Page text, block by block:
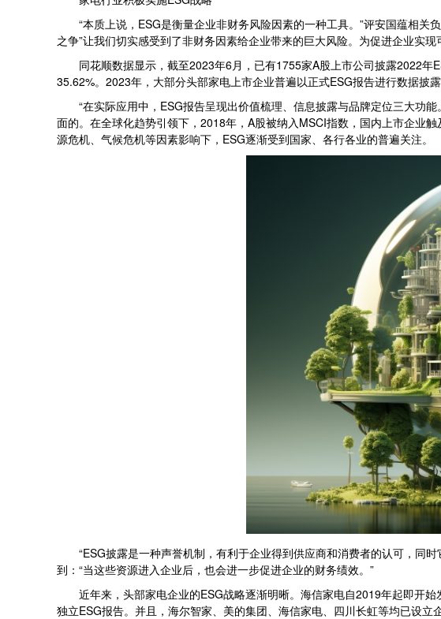
“本质上说，ESG是衡量企业非财务风险因素的一种工具。”评安国蕴相关
之争”让我们切实感受到了非财务因素给企业带来的巨大风险。为促进企业实
同花顺数据显示，截至2023年6月，已有1755家A股上市公司披露2022年
35.62%。2023年，大部分头部家电上市企业普遍以正式ESG报告进行数据披露
“在实际应用中，ESG报告呈现出价值梳理、信息披露与品牌定位三大功能
面的。在全球化趋势引领下，2018年，A股被纳入MSCI指数，国内上市企业
源危机、气候危机等因素影响下，ESG逐渐受到国家、各行各业的普遍关注。
“ESG披露是一种声誉机制，有利于企业得到供应商和消费者的认可，同时
到：“当这些资源进入企业后，也会进一步促进企业的财务绩效。”
近年来，头部家电企业的ESG战略逐渐明晰。海信家电自2019年起即开始
独立ESG报告。并且，海尔智家、美的集团、海信家电、四川长虹等均已设立